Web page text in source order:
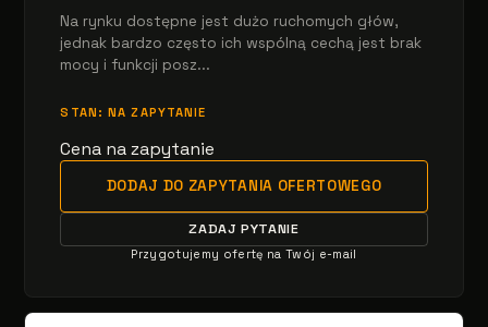
Na rynku dostępne jest dużo ruchomych głów,
jednak bardzo często ich wspólną cechą jest brak
mocy i funkcji posz...
STAN: NA ZAPYTANIE
Cena na zapytanie
DODAJ DO ZAPYTANIA OFERTOWEGO
ZADAJ PYTANIE
Przygotujemy ofertę na Twój e-mail